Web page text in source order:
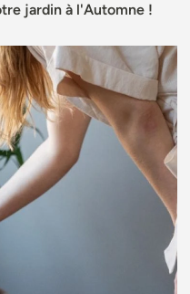
jardin à l'Automne !